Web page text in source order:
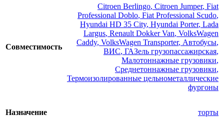
Совместимость
Citroen Berlingo, Citroen Jumper, Fiat
Professional Doblo, Fiat Professional Scudo,
Hyundai HD 35 City, Hyundai Porter, Lada
Largus, Renault Dokker Van, VolksWagen
Caddy, VolksWagen Transporter, Автобусы,
ВИС, ГАЗель грузопассажирская,
Малотоннажные грузовики,
Среднетоннажные грузовики,
Термоизолированные цельнометаллические
фургоны
Назначение
торты